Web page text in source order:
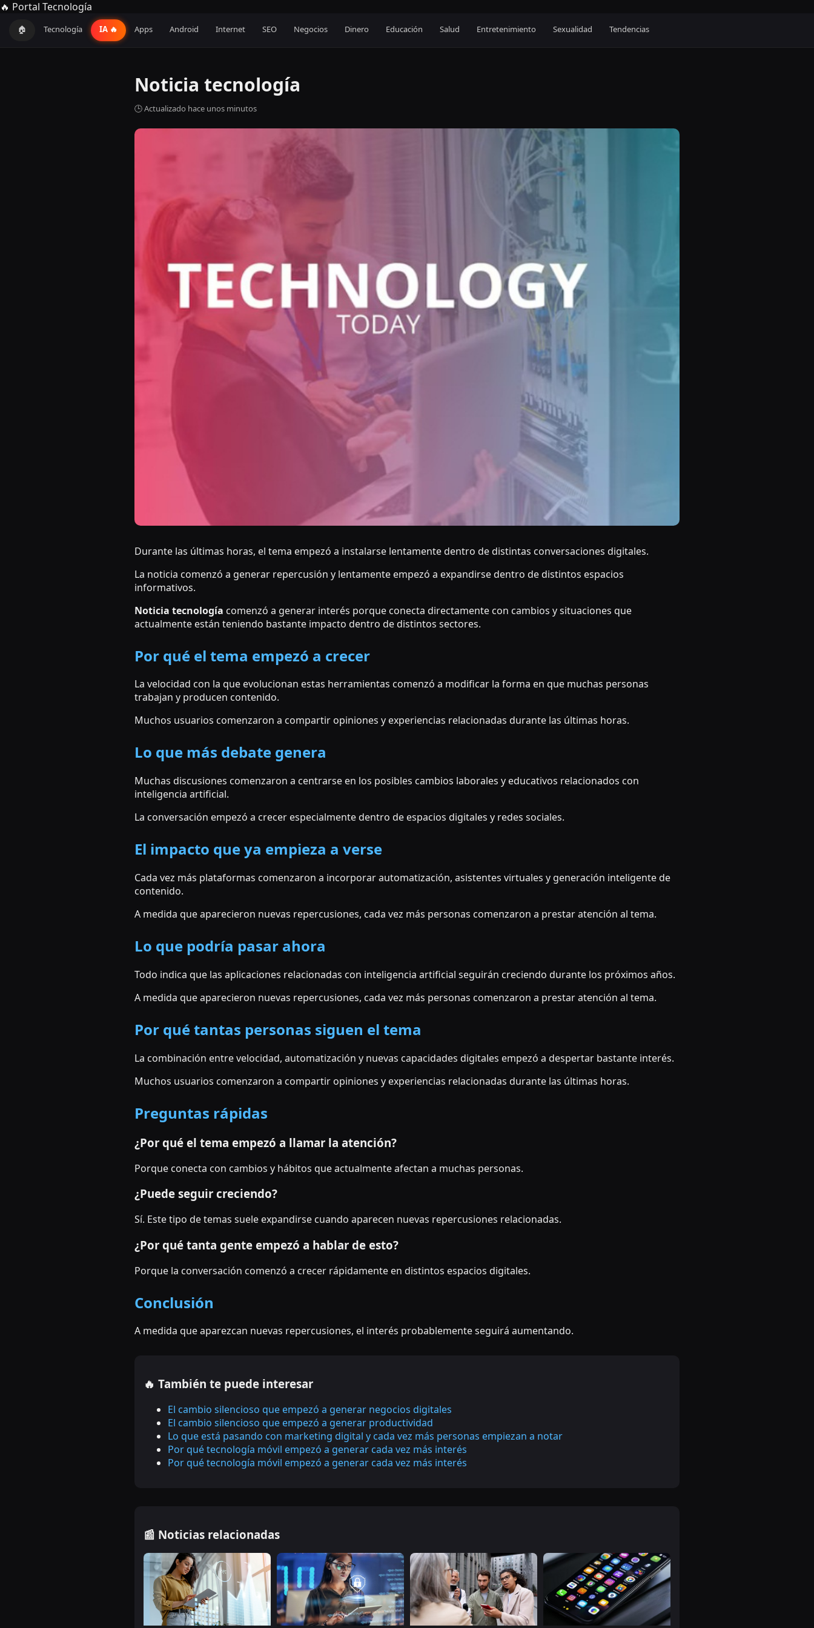
🔥 Portal Tecnología
🏠 Tecnología IA 🔥 Apps Android Internet SEO Negocios Dinero Educación Salud Entretenimiento Sexualidad Tendencias
Noticia tecnología
🕒 Actualizado hace unos minutos
Durante las últimas horas, el tema empezó a instalarse lentamente dentro de distintas conversaciones digitales.
La noticia comenzó a generar repercusión y lentamente empezó a expandirse dentro de distintos espacios
informativos.
Noticia tecnología comenzó a generar interés porque conecta directamente con cambios y situaciones que
actualmente están teniendo bastante impacto dentro de distintos sectores.
Por qué el tema empezó a crecer
La velocidad con la que evolucionan estas herramientas comenzó a modificar la forma en que muchas personas
trabajan y producen contenido.
Muchos usuarios comenzaron a compartir opiniones y experiencias relacionadas durante las últimas horas.
Lo que más debate genera
Muchas discusiones comenzaron a centrarse en los posibles cambios laborales y educativos relacionados con
inteligencia artificial.
La conversación empezó a crecer especialmente dentro de espacios digitales y redes sociales.
El impacto que ya empieza a verse
Cada vez más plataformas comenzaron a incorporar automatización, asistentes virtuales y generación inteligente de
contenido.
A medida que aparecieron nuevas repercusiones, cada vez más personas comenzaron a prestar atención al tema.
Lo que podría pasar ahora
Todo indica que las aplicaciones relacionadas con inteligencia artificial seguirán creciendo durante los próximos años.
A medida que aparecieron nuevas repercusiones, cada vez más personas comenzaron a prestar atención al tema.
Por qué tantas personas siguen el tema
La combinación entre velocidad, automatización y nuevas capacidades digitales empezó a despertar bastante interés.
Muchos usuarios comenzaron a compartir opiniones y experiencias relacionadas durante las últimas horas.
Preguntas rápidas
¿Por qué el tema empezó a llamar la atención?
Porque conecta con cambios y hábitos que actualmente afectan a muchas personas.
¿Puede seguir creciendo?
Sí. Este tipo de temas suele expandirse cuando aparecen nuevas repercusiones relacionadas.
¿Por qué tanta gente empezó a hablar de esto?
Porque la conversación comenzó a crecer rápidamente en distintos espacios digitales.
Conclusión
A medida que aparezcan nuevas repercusiones, el interés probablemente seguirá aumentando.
🔥 También te puede interesar
El cambio silencioso que empezó a generar negocios digitales
El cambio silencioso que empezó a generar productividad
Lo que está pasando con marketing digital y cada vez más personas empiezan a notar
Por qué tecnología móvil empezó a generar cada vez más interés
Por qué tecnología móvil empezó a generar cada vez más interés
📰 Noticias relacionadas